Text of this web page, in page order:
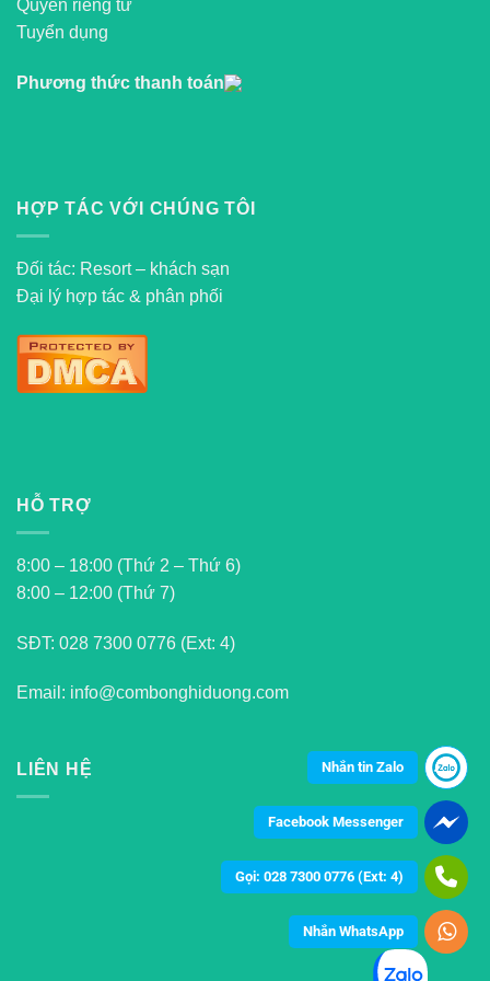
Quyền riêng tư
Tuyển dụng
Phương thức thanh toán
HỢP TÁC VỚI CHÚNG TÔI
Đối tác: Resort – khách sạn
Đại lý hợp tác & phân phối
HỖ TRỢ
8:00 – 18:00 (Thứ 2 – Thứ 6)
8:00 – 12:00 (Thứ 7)
SĐT: 028 7300 0776 (Ext: 4)
Email: info@combonghiduong.com
LIÊN HỆ Nhắn tin Zalo
Facebook Messenger
Gọi: 028 7300 0776 (Ext: 4)
Nhắn WhatsApp